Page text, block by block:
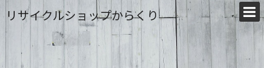
リサイクルショップからくり